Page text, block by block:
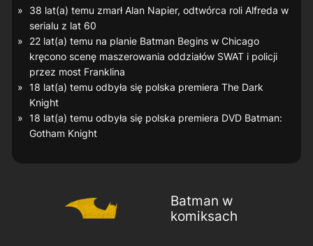
38 lat(a) temu zmarł Alan Napier, odtwórca roli Alfreda w
serialu z lat 60
22 lat(a) temu na planie Batman Beginsw Chicago
kręcono scenę maszerowania oddziałów SWAT i policji
przez most Franklina
18 lat(a) temu odbyła się polska premiera The Dark
Knight
18 lat(a) temu odbyła się polska premiera DVD Batman:
Gotham Knight
Batman w
komiksach